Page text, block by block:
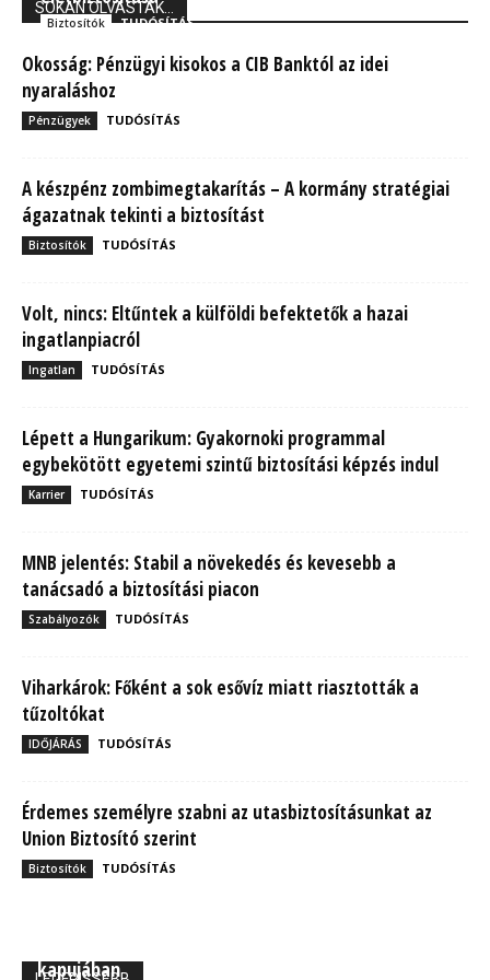
SOKAN OLVASTÁK...
Biztosítók TUDÓSÍTÁS
Okosság: Pénzügyi kisokos a CIB Banktól az idei
nyaraláshoz
Pénzügyek TUDÓSÍTÁS
A készpénz zombimegtakarítás – A kormány stratégiai
ágazatnak tekinti a biztosítást
Biztosítók TUDÓSÍTÁS
Volt, nincs: Eltűntek a külföldi befektetők a hazai
ingatlanpiacról
Ingatlan TUDÓSÍTÁS
Lépett a Hungarikum: Gyakornoki programmal
egybekötött egyetemi szintű biztosítási képzés indul
Karrier TUDÓSÍTÁS
MNB jelentés: Stabil a növekedés és kevesebb a
tanácsadó a biztosítási piacon
Szabályozók TUDÓSÍTÁS
Viharkárok: Főként a sok esővíz miatt riasztották a
tűzoltókat
IDŐJÁRÁS TUDÓSÍTÁS
Érdemes személyre szabni az utasbiztosításunkat az
Union Biztosító szerint
Biztosítók TUDÓSÍTÁS
kapujában